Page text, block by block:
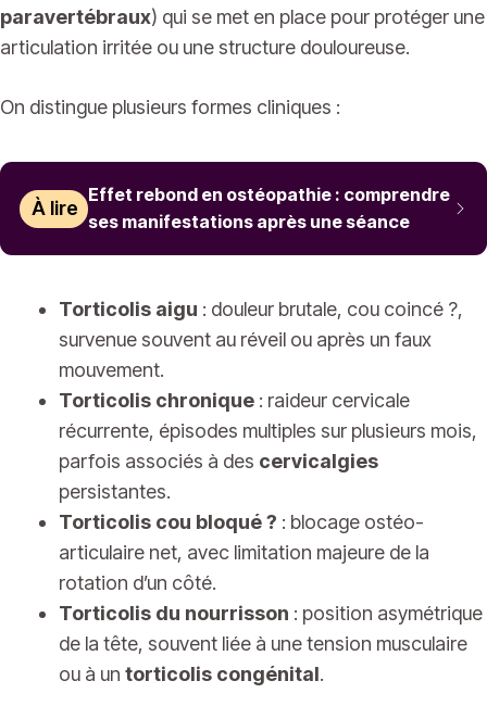
paravertébraux) qui se met en place pour protéger une
articulation irritée ou une structure douloureuse.
On distingue plusieurs formes cliniques :
À lire
Effet rebond en ostéopathie : comprendre
ses manifestations après une séance
Torticolis aigu : douleur brutale, cou coincé ?,
survenue souvent au réveil ou après un faux
mouvement.
Torticolis chronique : raideur cervicale
récurrente, épisodes multiples sur plusieurs mois,
parfois associés à des cervicalgies
persistantes.
Torticolis cou bloqué ? : blocage ostéo-
articulaire net, avec limitation majeure de la
rotation d’un côté.
Torticolis du nourrisson : position asymétrique
de la tête, souvent liée à une tension musculaire
ou à un torticolis congénital.